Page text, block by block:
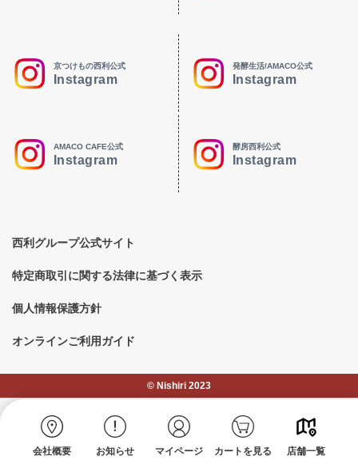
会社概要 お知らせ マイページ カートを見る 店舗一覧
京つけもの西利公式
Instagram
発酵生活/AMACO公式
Instagram
AMACO CAFE公式
Instagram
酵房西利公式
Instagram
西利グループ公式サイト
特定商取引に関する法律に基づく表示
個人情報保護方針
オンラインご利用ガイド
©︎ Nishiri 2023